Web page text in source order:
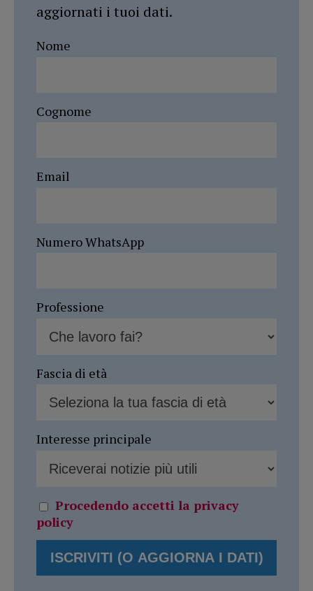
aggiornati i tuoi dati.
Nome
Cognome
Email
Numero WhatsApp
Professione
Fascia di età
Interesse principale
Procedendo accetti la privacy
policy